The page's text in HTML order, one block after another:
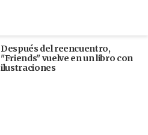
Después del reencuentro,
"Friends" vuelve en un libro con
ilustraciones